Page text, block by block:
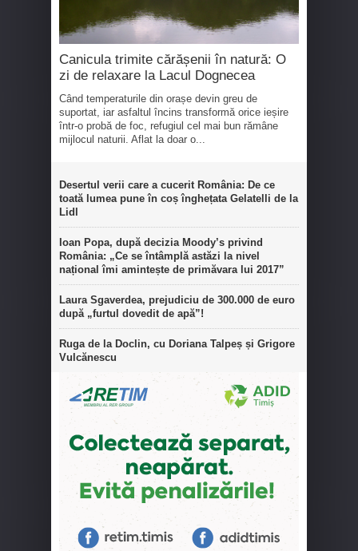
Canicula trimite cărășenii în natură: O
zi de relaxare la Lacul Dognecea
Când temperaturile din orașe devin greu de
suportat, iar asfaltul încins transformă orice ieșire
într-o probă de foc, refugiul cel mai bun rămâne
mijlocul naturii. Aflat la doar o...
Desertul verii care a cucerit România: De ce
toată lumea pune în coș înghețata Gelatelli de la
Lidl
Ioan Popa, după decizia Moody’s privind
România: „Ce se întâmplă astăzi la nivel
național îmi amintește de primăvara lui 2017”
Laura Sgaverdea, prejudiciu de 300.000 de euro
după „furtul dovedit de apă”!
Ruga de la Doclin, cu Doriana Talpeș și Grigore
Vulcănescu